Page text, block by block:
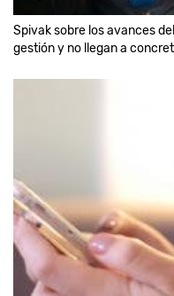
Spivak sobre los avances
gestión y no llegan a